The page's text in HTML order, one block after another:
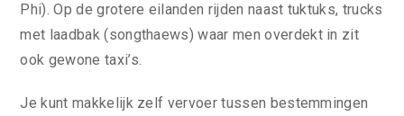
Phi). Op de grotere eilanden rijden naast tuktuks, trucks
met laadbak (songthaews) waar men overdekt in zit
ook gewone taxi’s.
Je kunt makkelijk zelf vervoer tussen bestemmingen